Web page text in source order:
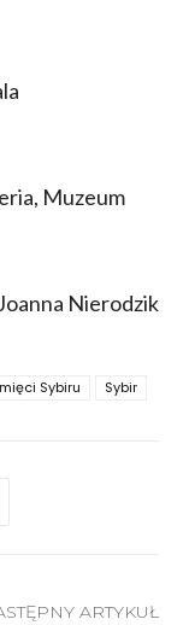
Muzeum
Nierodzik
Sybiru Sybir
ARTYKUŁ